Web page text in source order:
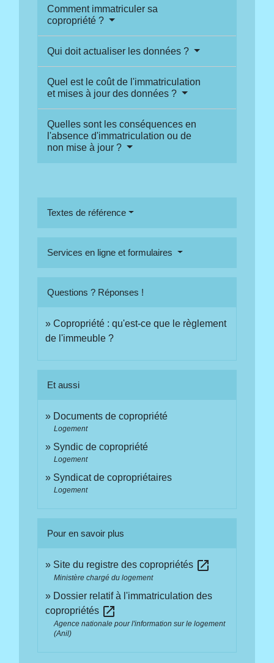
Comment immatriculer sa
copropriété ?
Qui doit actualiser les données ?
Quel est le coût de l'immatriculation
et mises à jour des données ?
Quelles sont les conséquences en
l'absence d'immatriculation ou de
non mise à jour ?
Textes de référence
Services en ligne et formulaires
Questions ? Réponses !
Copropriété : qu'est-ce que le règlement
de l'immeuble ?
Et aussi
Documents de copropriété
Logement
Syndic de copropriété
Logement
Syndicat de copropriétaires
Logement
Pour en savoir plus
Site du registre des copropriétés open_in_new
Ministère chargé du logement
Dossier relatif à l'immatriculation des
copropriétés open_in_new
Agence nationale pour l'information sur le logement
(Anil)